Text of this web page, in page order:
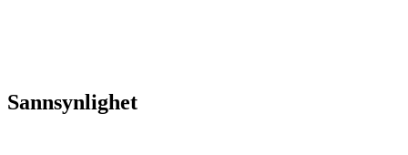
Sannsynlighet